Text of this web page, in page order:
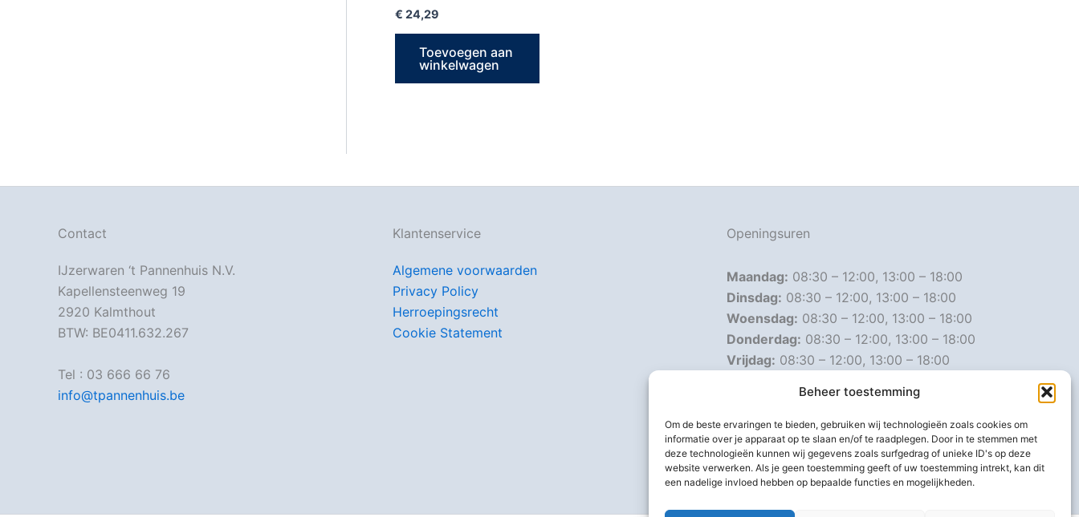
Beheer toestemming
Om de beste ervaringen te bieden, gebruiken wij technologieën zoals cookies om
informatie over je apparaat op te slaan en/of te raadplegen. Door in te stemmen met
deze technologieën kunnen wij gegevens zoals surfgedrag of unieke ID's op deze
website verwerken. Als je geen toestemming geeft of uw toestemming intrekt, kan dit
een nadelige invloed hebben op bepaalde functies en mogelijkheden.
€ 24,29
Toevoegen aan
winkelwagen
Contact
IJzerwaren ‘t Pannenhuis N.V.
Kapellensteenweg 19
2920 Kalmthout
BTW: BE0411.632.267
Tel : 03 666 66 76
info@tpannenhuis.be
Klantenservice
Algemene voorwaarden
Privacy Policy
Herroepingsrecht
Cookie Statement
Openingsuren
Maandag: 08:30 – 12:00, 13:00 – 18:00
Dinsdag: 08:30 – 12:00, 13:00 – 18:00
Woensdag: 08:30 – 12:00, 13:00 – 18:00
Donderdag: 08:30 – 12:00, 13:00 – 18:00
Vrijdag: 08:30 – 12:00, 13:00 – 18:00
Gesloten
Afwijkende openingsuren